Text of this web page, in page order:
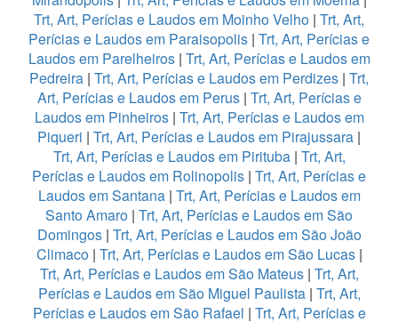
Trt, Art, Perícias e Laudos em Moinho Velho | Trt, Art,
Perícias e Laudos em Paraisopolis | Trt, Art, Perícias e
Laudos em Parelheiros| Trt, Art, Perícias e Laudos em
Pedreira | Trt, Art, Perícias e Laudos em Perdizes | Trt,
Art, Perícias e Laudos em Perus| Trt, Art, Perícias e
Laudos em Pinheiros| Trt, Art, Perícias e Laudos em
Piqueri | Trt, Art, Perícias e Laudos em Pirajussara |
Trt, Art, Perícias e Laudos em Pirituba| Trt, Art,
Perícias e Laudos em Rolinopolis | Trt, Art, Perícias e
Laudos em Santana| Trt, Art, Perícias e Laudos em
Santo Amaro | Trt, Art, Perícias e Laudos em São
Domingos| Trt, Art, Perícias e Laudos em São João
Climaco| Trt, Art, Perícias e Laudos em São Lucas|
Trt, Art, Perícias e Laudos em São Mateus | Trt, Art,
Perícias e Laudos em São Miguel Paulista| Trt, Art,
Perícias e Laudos em São Rafael | Trt, Art, Perícias e